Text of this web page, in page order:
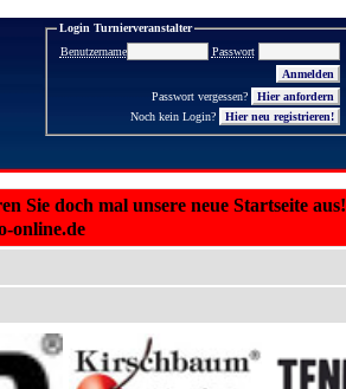
Login Turnierveranstalter
Benutzername
Passwort
Passwort vergessen?
Noch kein Login?
Hier neu registrieren!
Sie doch mal unsere neue Startseite aus!
online.de